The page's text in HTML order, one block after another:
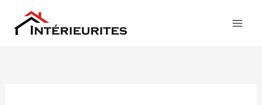
contenu